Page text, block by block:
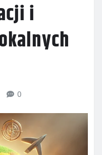
i
0